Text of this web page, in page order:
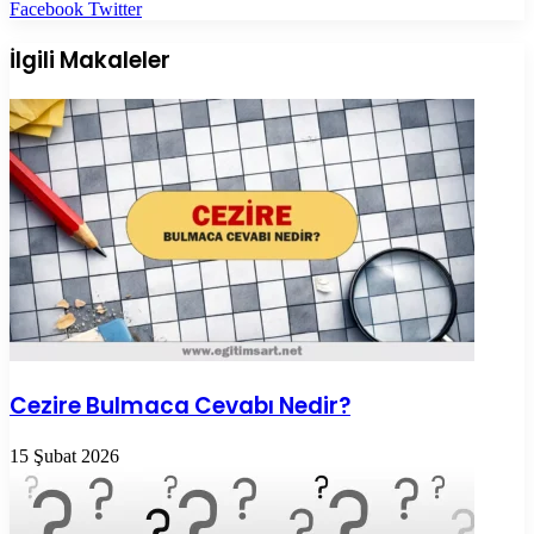
Facebook TwitterLinkedIn
Tumblr
Pinterest
Reddit
VKontakte
E-
ile
paylaş
Yazdır
İlgili Makaleler
Cezire Bulmaca Cevabı Nedir?
15 Şubat 2026